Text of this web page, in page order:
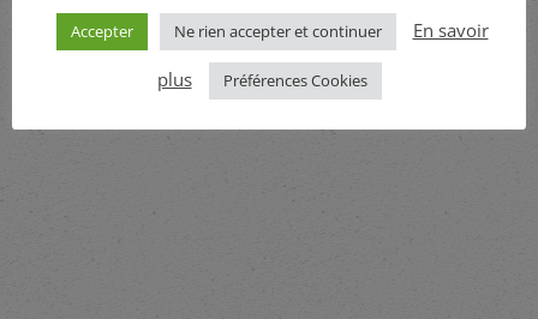
Accepter Ne rien accepter et continuer En savoir
plus Préférences Cookies